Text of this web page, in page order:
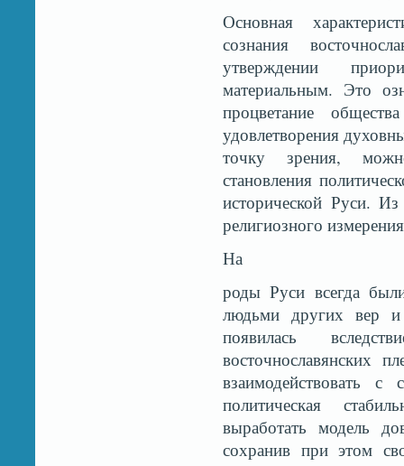
Основная
сознания
утверждении
материальным. Это
процветание
удовлетворения
точку зрения,
становления
исторической Руси.
религиозного
На
роды Руси всегда
людьми других вер и
появилась
восточнославянских
взаимодействовать с
политическая
выработать модель
сохранив при этом